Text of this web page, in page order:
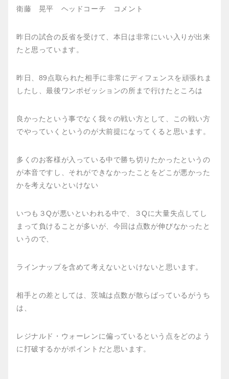
衛藤 晃平 ヘッドコーチ コメント
昨日の試合の反省を受けて、本日は非常にいい入りが出来
たと思っています。
昨日、89点取られた相手に非常にディフェンスを頑張れま
したし、最後ワンポゼッションの所まで行けたところは
良かったという事でなく我々の戦い方として、この戦い方
でやっていくというのが大前提になってくると思います。
多くのお客様が入っている中で勝ち切りたかったというの
が本音ですし、それができなかったことをどこが悪かった
かを考えないといけない
いつも３Qが悪いといわれる中で、３Qに大量失点してし
まって負けることが多いが、今回は点数が伸びなかったと
いうので、
ラインナップを含めて考えないといけないと思います。
相手との差としては、茨城は点数が散らばっているがうち
は、
レジナルド・ウォーレンに偏っているという点をどのよう
に打破するかがポイントだと思います。